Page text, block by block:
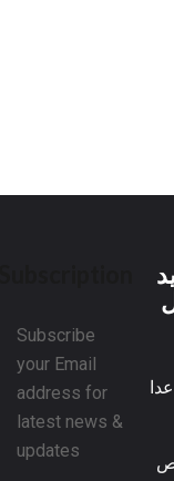
Subscribe
your Email
address for
latest news &
updates